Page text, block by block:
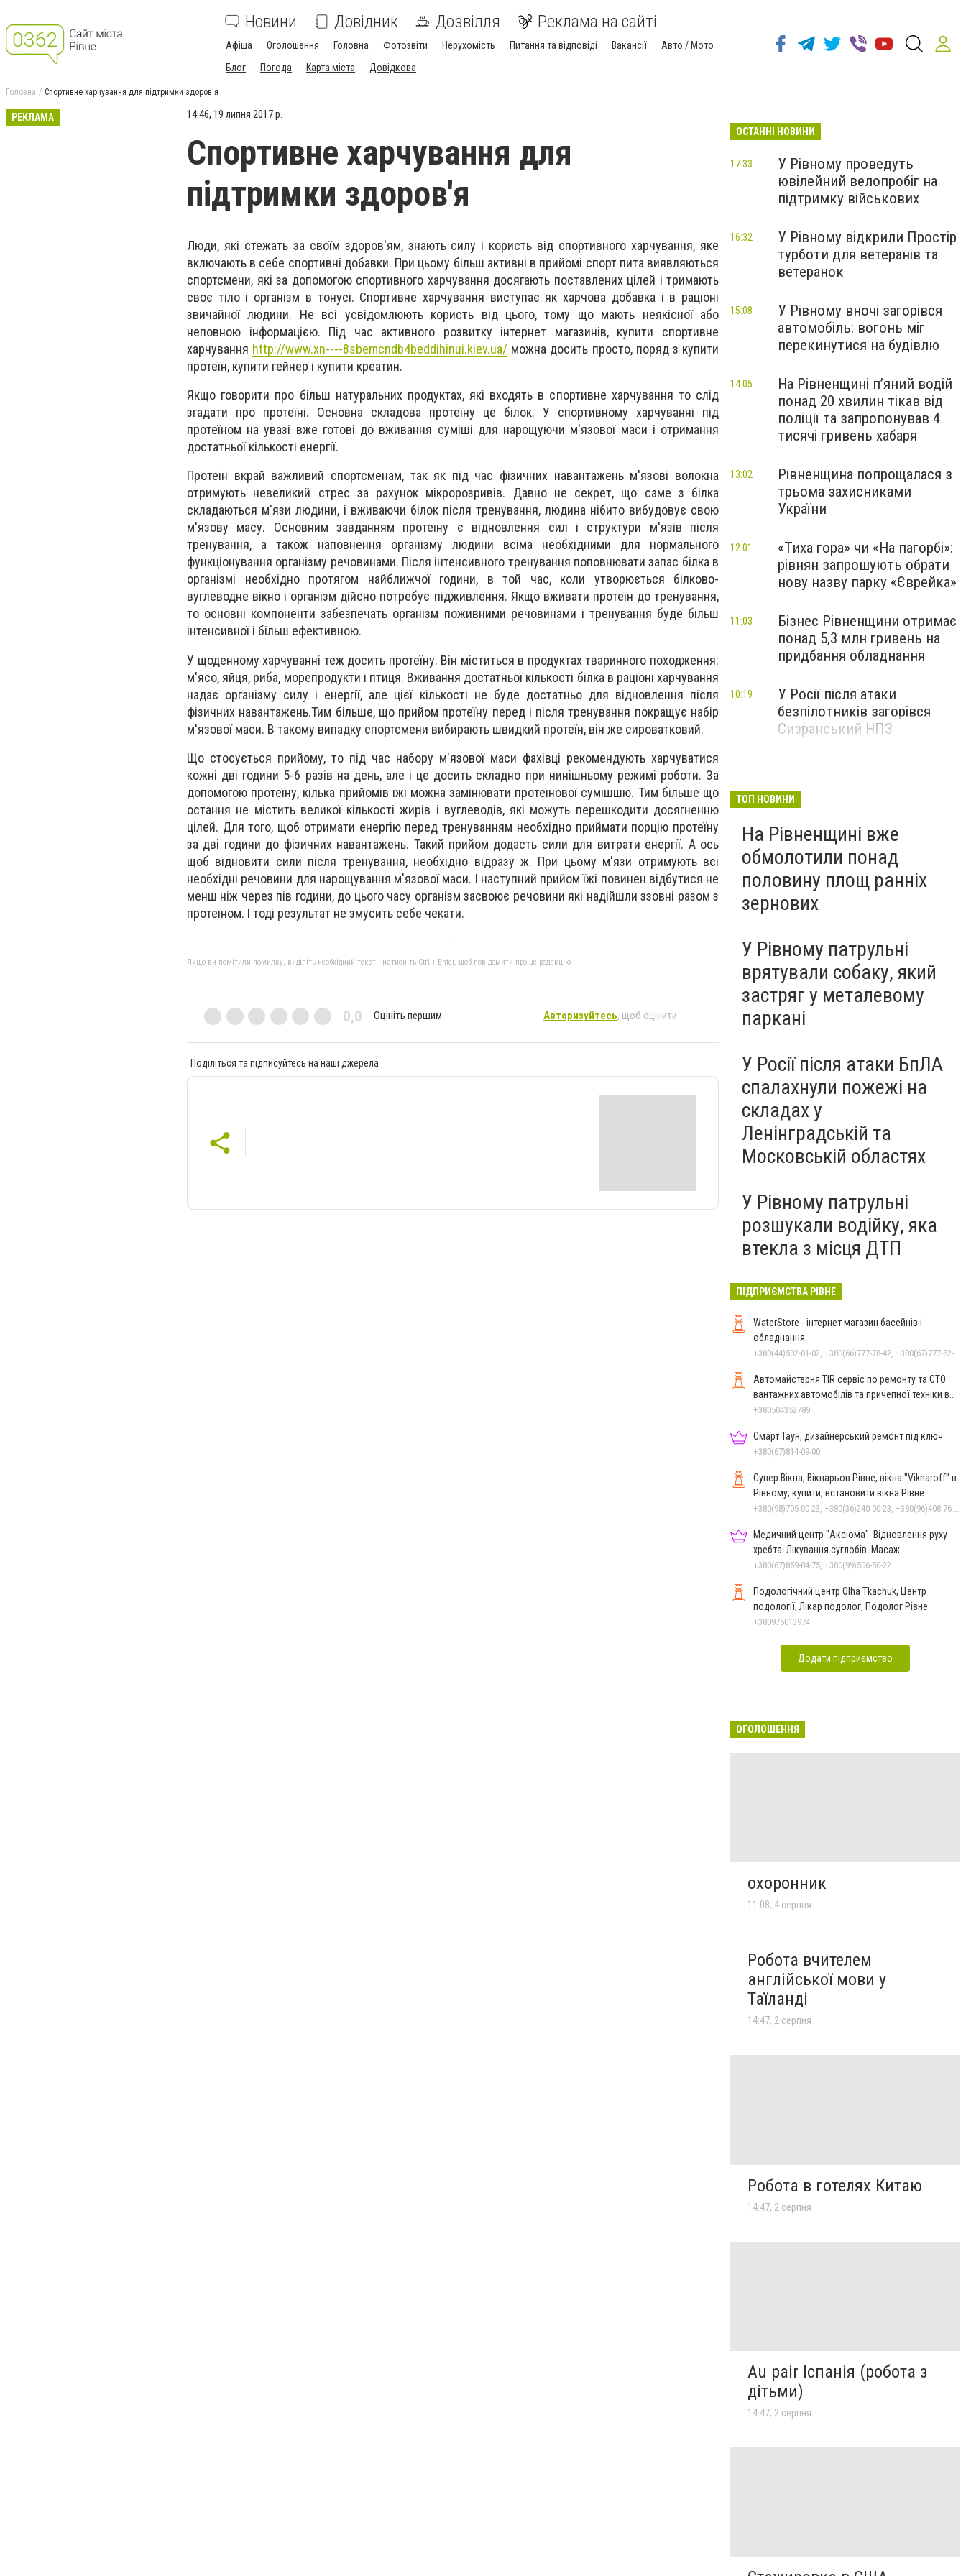
Новини Довідник Дозвілля Реклама на сайті
Афіша Оголошення Головна Фотозвіти Нерухомість Питання та відповіді Вакансії
Авто / Мото
Блог
Погода Карта міста Довідкова
Головна Спортивне харчування для підтримки здоров'я
РЕКЛАМА 14:46, 19 липня 2017 р.
Спортивне харчування для
підтримки здоров'я
Люди, які стежать за своїм здоров'ям, знають силу і користь від спортивного харчування, яке
включають в себе спортивні добавки. При цьому більш активні в прийомі спорт пита виявляються
спортсмени, які за допомогою спортивного харчування досягають поставлених цілей і тримають
своє тіло і організм в тонусі. Спортивне харчування виступає як харчова добавка і в раціоні
звичайної людини. Не всі усвідомлюють користь від цього, тому що мають неякісної або
неповною інформацією. Під час активного розвитку інтернет магазинів, купити спортивне
харчування http://www.xn----8sbemcndb4beddihinui.kiev.ua/ можна досить просто, поряд з купити
протеїн, купити гейнер і купити креатин.
Якщо говорити про більш натуральних продуктах, які входять в спортивне харчування то слід
згадати про протеїні. Основна складова протеїну це білок. У спортивному харчуванні під
протеїном на увазі вже готові до вживання суміші для нарощуючи м'язової маси і отримання
достатньої кількості енергії.
Протеїн вкрай важливий спортсменам, так як під час фізичних навантажень м'язові волокна
отримують невеликий стрес за рахунок мікророзривів. Давно не секрет, що саме з білка
складаються м'язи людини, і вживаючи білок після тренування, людина нібито вибудовує свою
м'язову масу. Основним завданням протеїну є відновлення сил і структури м'язів після
тренування, а також наповнення організму людини всіма необхідними для нормального
функціонування організму речовинами. Після інтенсивного тренування поповнювати запас білка в
організмі необхідно протягом найближчої години, в той час, коли утворюється білково-
вуглеводне вікно і організм дійсно потребує підживлення. Якщо вживати протеїн до тренування,
то основні компоненти забезпечать організм поживними речовинами і тренування буде більш
інтенсивної і більш ефективною.
У щоденному харчуванні теж досить протеїну. Він міститься в продуктах тваринного походження:
м'ясо, яйця, риба, морепродукти і птиця. Вживання достатньої кількості білка в раціоні харчування
надає організму силу і енергії, але цієї кількості не буде достатньо для відновлення після
фізичних навантажень.Тим більше, що прийом протеїну перед і після тренування покращує набір
м'язової маси. В такому випадку спортсмени вибирають швидкий протеїн, він же сироватковий.
Що стосується прийому, то під час набору м'язової маси фахівці рекомендують харчуватися
кожні дві години 5-6 разів на день, але і це досить складно при нинішньому режимі роботи. За
допомогою протеїну, кілька прийомів їжі можна замінювати протеїнової сумішшю. Тим більше що
остання не містить великої кількості жирів і вуглеводів, які можуть перешкодити досягненню
цілей. Для того, щоб отримати енергію перед тренуванням необхідно приймати порцію протеїну
за дві години до фізичних навантажень. Такий прийом додасть сили для витрати енергії. А ось
щоб відновити сили після тренування, необхідно відразу ж. При цьому м'язи отримують всі
необхідні речовини для нарощування м'язової маси. І наступний прийом їжі повинен відбутися не
менш ніж через пів години, до цього часу організм засвоює речовини які надійшли ззовні разом з
протеїном. І тоді результат не змусить себе чекати.
Якщо ви помітили помилку, виділіть необхідний текст і натисніть Ctrl + Enter, щоб повідомити про це редакцію
0,0 Оцініть першим Авторизуйтесь, щоб оцінити
Поділіться та підписуйтесь на наші джерела
ОСТАННІ НОВИНИ
У Рівному проведуть
ювілейний велопробіг на
підтримку військових
17:33
У Рівному відкрили Простір
турботи для ветеранів та
ветеранок
16:32
У Рівному вночі загорівся
автомобіль: вогонь міг
перекинутися на будівлю
15:08
На Рівненщині п’яний водій
понад 20 хвилин тікав від
поліції та запропонував 4
тисячі гривень хабаря
14:05
Рівненщина попрощалася з
трьома захисниками
України
13:02
«Тиха гора» чи «На пагорбі»:
рівнян запрошують обрати
нову назву парку «Єврейка»
12:01
Бізнес Рівненщини отримає
понад 5,3 млн гривень на
придбання обладнання
11:03
У Росії після атаки
безпілотників загорівся
Сизранський НПЗ
10:19
ТОП НОВИНИ
На Рівненщині вже
обмолотили понад
половину площ ранніх
зернових
У Рівному патрульні
врятували собаку, який
застряг у металевому
паркані
У Росії після атаки БпЛА
спалахнули пожежі на
складах у
Ленінградській та
Московській областях
У Рівному патрульні
розшукали водійку, яка
втекла з місця ДТП
ПІДПРИЄМСТВА РІВНЕ
WaterStore - інтернет магазин басейнів і
обладнання
+380(44)502-01-02, +380(66)777-78-42, +380(67)777-82-19, +380(67)890-80-80, +380(73)890-80-80, +380(44)502-01-03
Автомайстерня TIR сервіс по ремонту та СТО
вантажних автомобілів та причепної техніки в
Рівному
+380504352789
Смарт Таун, дизайнерський ремонт під ключ
+380(67)814-09-00
Супер Вікна, Вікнарьов Рівне, вікна "Viknaroff" в
Рівному, купити, встановити вікна Рівне
+380(98)705-00-23, +380(36)240-00-23, +380(96)408-76-50, +380(50)642-24-00
Медичний центр "Аксіома". Відновлення руху
хребта. Лікування суглобів. Масаж
+380(67)859-84-75, +380(99)506-50-22
Подологічний центр Olha Tkachuk, Центр
подології, Лікар подолог, Подолог Рівне
+380975013974
Додати підприємство
ОГОЛОШЕННЯ
охоронник
11:08, 4 серпня
Робота вчителем
англійської мови у
Таїланді
14:47, 2 серпня
Робота в готелях Китаю
14:47, 2 серпня
Au pair Іспанія (робота з
дітьми)
14:47, 2 серпня